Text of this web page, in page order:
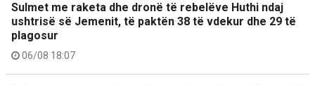
Sulmet me raketa dhe dronë të rebelëve Huthi ndaj
ushtrisë së Jemenit, të paktën 38 të vdekur dhe 29 të
plagosur
06/08 18:07